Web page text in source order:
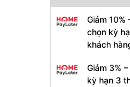
Giảm
chọn kỳ
khách
Giảm 3%
kỳ hạn 3